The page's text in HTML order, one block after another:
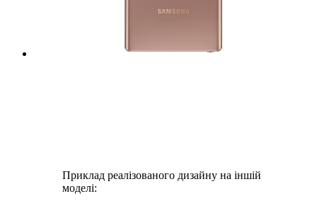
Приклад реалізованого дизайну на іншій
моделі: